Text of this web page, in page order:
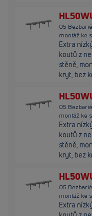
05
montáž ke
Extra
koutů z
stěně,
kryt, bez
05
montáž ke
Extra
koutů z
stěně,
kryt, bez
05
montáž ke
Extra